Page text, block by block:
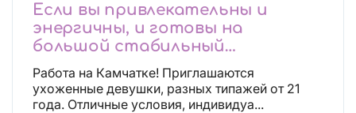
Если вы привлекательны и
энергичны, и готовы на
большой стабильный
заработок, тогда вы уже нашли,
что искали!
Работа на Камчатке! Приглашаются
ухоженные девушки, разных типажей от 21
года. Отличные условия, индивидуа...